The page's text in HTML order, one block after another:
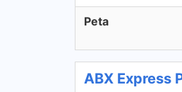
Peta
ABX Express